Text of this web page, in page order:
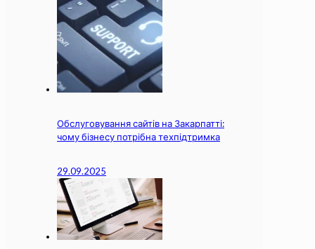
Обслуговування сайтів на Закарпатті:
чому бізнесу потрібна техпідтримка
29.09.2025